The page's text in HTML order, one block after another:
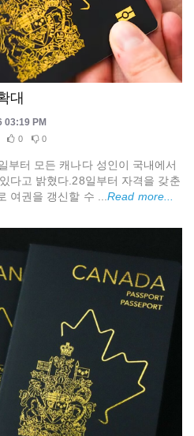
대
03:19 PM
0 0
부터 모든 캐나다 성인이 국내에서
다고 밝혔다.28일부터 자격을 갖춘
여권을 갱신할 수 ...Read more...